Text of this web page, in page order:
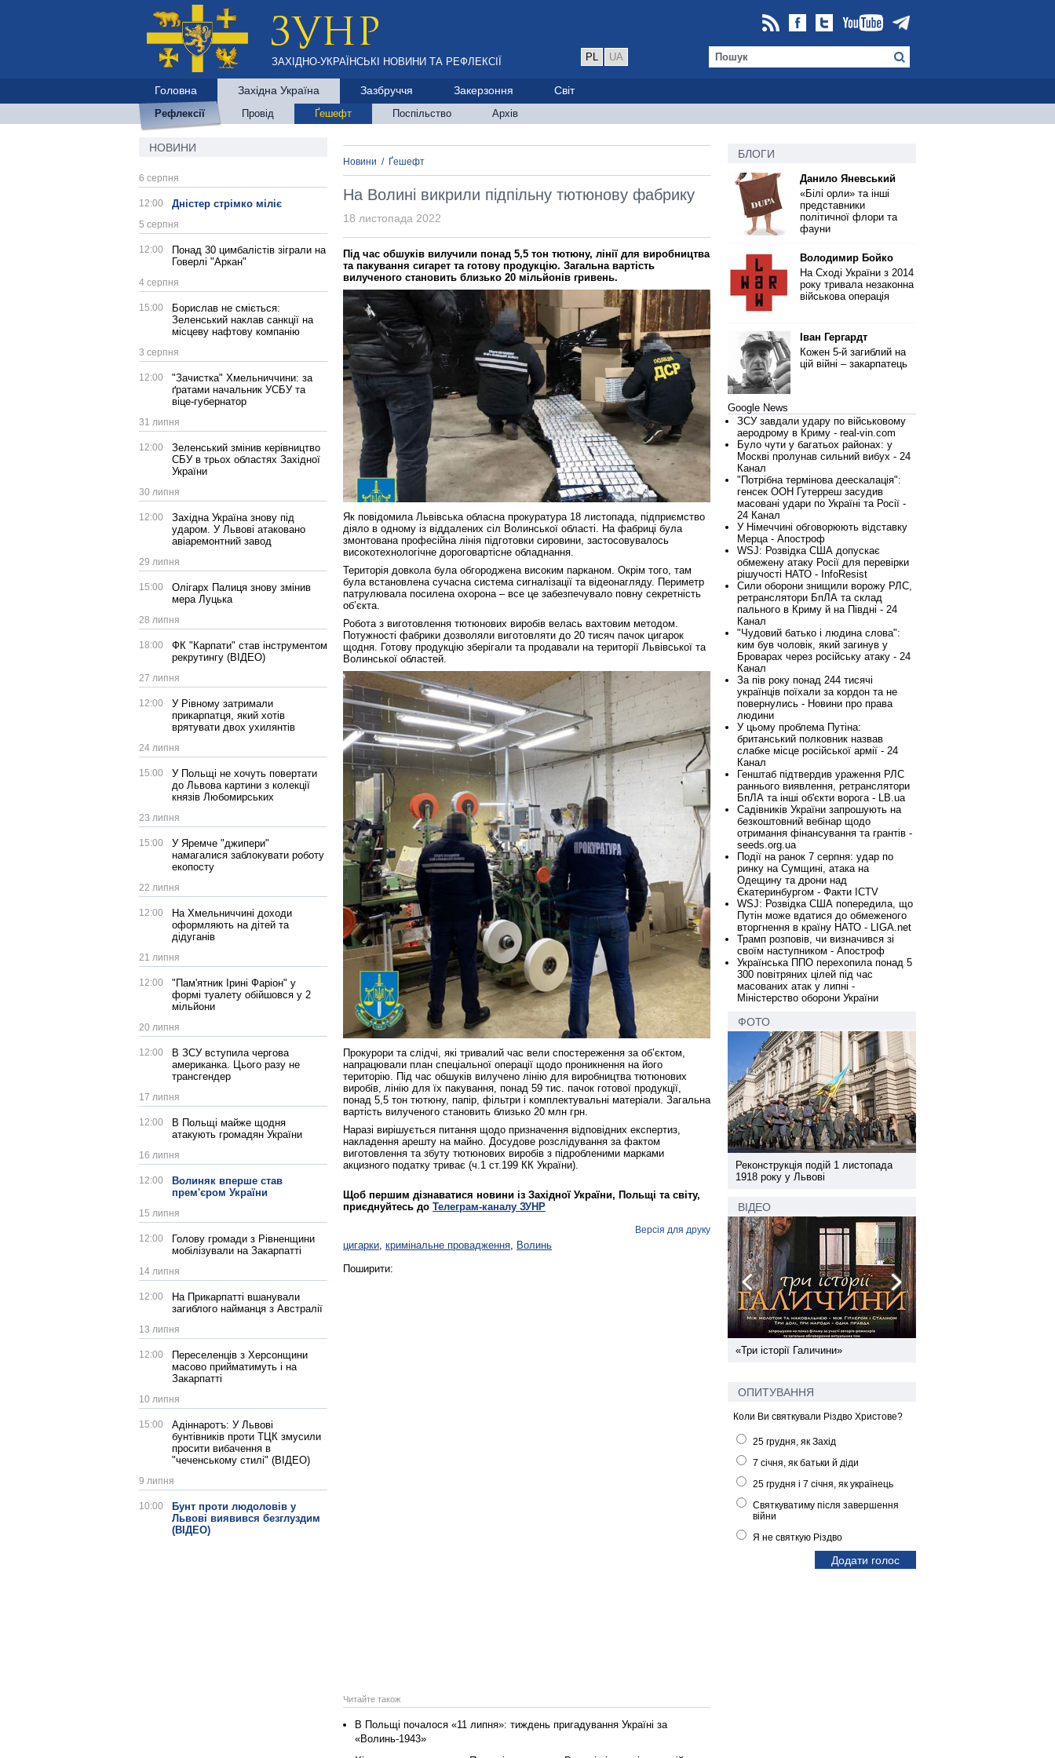
ЗАХІДНО-УКРАЇНСЬКІ НОВИНИ ТА РЕФЛЕКСІЇ PL UA
Головна Західна Україна Зазбруччя Закерзоння Світ
Рефлексії Провід Ґешефт Поспільство Архів
НОВИНИ
6 серпня
12:00 Дністер стрімко міліє
5 серпня
12:00
Понад 30 цимбалістів зіграли на
Говерлі "Аркан"
4 серпня
15:00
Борислав не сміється:
Зеленський наклав санкції на
місцеву нафтову компанію
3 серпня
12:00
"Зачистка" Хмельниччини: за
ґратами начальник УСБУ та
віце-губернатор
31 липня
12:00
Зеленський змінив керівництво
СБУ в трьох областях Західної
України
30 липня
12:00
Західна Україна знову під
ударом. У Львові атаковано
авіаремонтний завод
29 липня
15:00
Олігарх Палиця знову змінив
мера Луцька
28 липня
18:00
ФК "Карпати" став інструментом
рекрутингу (ВІДЕО)
27 липня
12:00
У Рівному затримали
прикарпатця, який хотів
врятувати двох ухилянтів
24 липня
15:00
У Польщі не хочуть повертати
до Львова картини з колекції
князів Любомирських
23 липня
15:00
У Яремче "джипери"
намагалися заблокувати роботу
екопосту
22 липня
12:00
На Хмельниччині доходи
оформляють на дітей та
дідуганів
21 липня
12:00
"Пам'ятник Ірині Фаріон" у
формі туалету обійшовся у 2
мільйони
20 липня
12:00
В ЗСУ вступила чергова
американка. Цього разу не
трансгендер
17 липня
12:00
В Польщі майже щодня
атакують громадян України
16 липня
12:00
Волиняк вперше став
прем'єром України
15 липня
12:00
Голову громади з Рівненщини
мобілізували на Закарпатті
14 липня
12:00
На Прикарпатті вшанували
загиблого найманця з Австралії
13 липня
12:00
Переселенців з Херсонщини
масово прийматимуть і на
Закарпатті
10 липня
15:00
Адіннаротъ: У Львові
бунтівників проти ТЦК змусили
просити вибачення в
"чеченському стилі" (ВІДЕО)
9 липня
10:00
Бунт проти людоловів у
Львові виявився безглуздим
(ВІДЕО)
Новини / Ґешефт
На Волині викрили підпільну тютюнову фабрику
18 листопада 2022
Під час обшуків вилучили понад 5,5 тон тютюну, лінії для виробництва
та пакування сигарет та готову продукцію. Загальна вартість
вилученого становить близько 20 мільйонів гривень.
Як повідомила Львівська обласна прокуратура 18 листопада, підприємство
діяло в одному із віддалених сіл Волинської області. На фабриці була
змонтована професійна лінія підготовки сировини, застосовувалось
високотехнологічне дороговартісне обладнання.
Територія довкола була обгороджена високим парканом. Окрім того, там
була встановлена сучасна система сигналізації та відеонагляду. Периметр
патрулювала посилена охорона – все це забезпечувало повну секретність
об’єкта.
Робота з виготовлення тютюнових виробів велась вахтовим методом.
Потужності фабрики дозволяли виготовляти до 20 тисяч пачок цигарок
щодня. Готову продукцію зберігали та продавали на території Львівської та
Волинської областей.
Прокурори та слідчі, які тривалий час вели спостереження за об’єктом,
напрацювали план спеціальної операції щодо проникнення на його
територію. Під час обшуків вилучено лінію для виробництва тютюнових
виробів, лінію для їх пакування, понад 59 тис. пачок готової продукції,
понад 5,5 тон тютюну, папір, фільтри і комплектувальні матеріали. Загальна
вартість вилученого становить близько 20 млн грн.
Наразі вирішується питання щодо призначення відповідних експертиз,
накладення арешту на майно. Досудове розслідування за фактом
виготовлення та збуту тютюнових виробів з підробленими марками
акцизного податку триває (ч.1 ст.199 КК України).
Щоб першим дізнаватися новини із Західної України, Польщі та світу,
приєднуйтесь до Телеграм-каналу ЗУНР
Версія для друку
цигарки кримінальне провадження
Волинь
Поширити:
Читайте також
В Польщі почалося «11 липня»: тиждень пригадування Україні за
«Волинь-1943»
БЛОГИ
Данило Яневський
«Білі орли» та інші
представники
політичної флори та
фауни
Володимир Бойко
На Сході України з 2014
року тривала незаконна
військова операція
Іван Гергардт
Кожен 5-й загиблий на
цій війні – закарпатець
Google News
ЗСУ завдали удару по військовому
аеродрому в Криму - real-vin.com
Було чути у багатьох районах: у
Москві пролунав сильний вибух - 24
Канал
"Потрібна термінова деескалація":
генсек ООН Гутерреш засудив
масовані удари по Україні та Росії -
24 Канал
У Німеччині обговорюють відставку
Мерца - Апостроф
WSJ: Розвідка США допускає
обмежену атаку Росії для перевірки
рішучості НАТО - InfoResist
Сили оборони знищили ворожу РЛС,
ретранслятори БпЛА та склад
пального в Криму й на Півдні - 24
Канал
"Чудовий батько і людина слова":
ким був чоловік, який загинув у
Броварах через російську атаку - 24
Канал
За пів року понад 244 тисячі
українців поїхали за кордон та не
повернулись - Новини про права
людини
У цьому проблема Путіна:
британський полковник назвав
слабке місце російської армії - 24
Канал
Генштаб підтвердив ураження РЛС
раннього виявлення, ретранслятори
БпЛА та інші об'єкти ворога - LB.ua
Садівників України запрошують на
безкоштовний вебінар щодо
отримання фінансування та грантів -
seeds.org.ua
Події на ранок 7 серпня: удар по
ринку на Сумщині, атака на
Одещину та дрони над
Єкатеринбургом - Факти ICTV
WSJ: Розвідка США попередила, що
Путін може вдатися до обмеженого
вторгнення в країну НАТО - LIGA.net
Трамп розповів, чи визначився зі
своїм наступником - Апостроф
Українська ППО перехопила понад 5
300 повітряних цілей під час
масованих атак у липні -
Міністерство оборони України
ФОТО
Реконструкція подій 1 листопада
Реконструкція подій 1 листопада
1918 року у Львові
ВІДЕО
«Три історії Галичини»
ОПИТУВАННЯ
Коли Ви святкували Різдво Христове?
25 грудня, як Захід
7 січня, як батьки й діди
25 грудня і 7 січня, як українець
Святкуватиму після завершення
війни
Я не святкую Різдво